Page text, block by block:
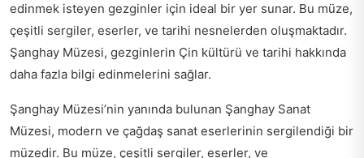
edinmek isteyen gezginler için ideal bir yer sunar. Bu müze,
çeşitli sergiler, eserler, ve tarihi nesnelerden oluşmaktadır.
Şanghay Müzesi, gezginlerin Çin kültürü ve tarihi hakkında
daha fazla bilgi edinmelerini sağlar.
Şanghay Müzesi’nin yanında bulunan Şanghay Sanat
Müzesi, modern ve çağdaş sanat eserlerinin sergilendiği bir
müzedir. Bu müze, çeşitli sergiler, eserler, ve